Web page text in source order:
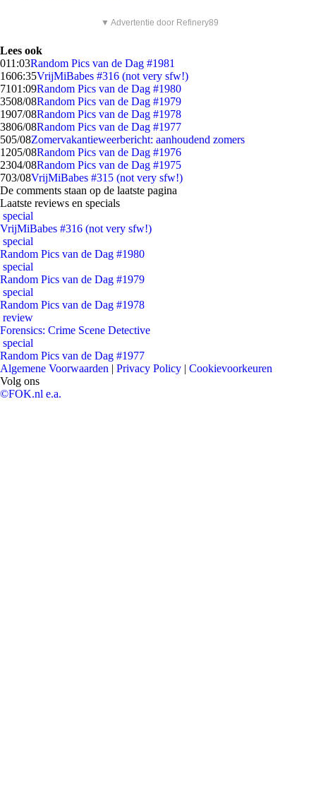
▼ Advertentie door Refinery89
Lees ook
011:03Random Pics van de Dag #1981
1606:35VrijMiBabes #316 (not very sfw!)
7101:09Random Pics van de Dag #1980
3508/08Random Pics van de Dag #1979
1907/08Random Pics van de Dag #1978
3806/08Random Pics van de Dag #1977
505/08Zomervakantieweerbericht: aanhoudend zomers
1205/08Random Pics van de Dag #1976
2304/08Random Pics van de Dag #1975
703/08VrijMiBabes #315 (not very sfw!)
De comments staan op de laatste pagina
Laatste reviews en specials
special
VrijMiBabes #316 (not very sfw!)
special
Random Pics van de Dag #1980
special
Random Pics van de Dag #1979
special
Random Pics van de Dag #1978
review
Forensics: Crime Scene Detective
special
Random Pics van de Dag #1977
Algemene Voorwaarden | Privacy Policy | Cookievoorkeuren
Volg ons
©FOK.nl e.a.